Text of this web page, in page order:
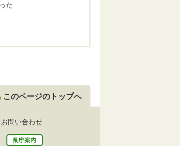
た
このページのトップへ
問い合わせ